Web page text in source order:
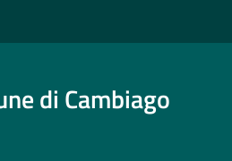
di Cambiago